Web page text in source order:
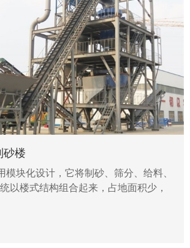
砂楼
模块化设计，它将制砂、筛分、给料、
以楼式结构组合起来，占地面积少，